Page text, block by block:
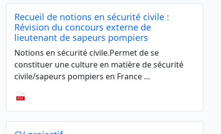
Recueil de notions en sécurité civile :
Révision du concours externe de
lieutenant de sapeurs pompiers
Notions en sécurité civile.Permet de se
constituer une culture en matière de sécurité
civile/sapeurs pompiers en France ...